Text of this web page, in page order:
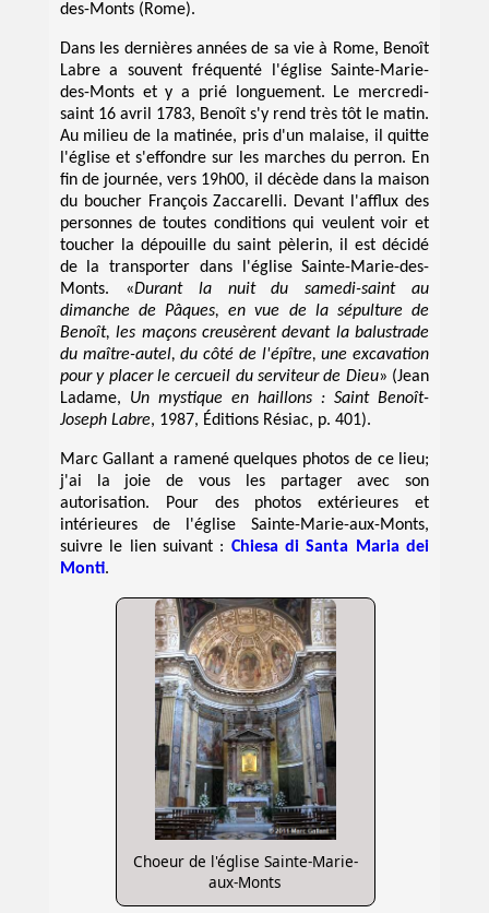
des-Monts (Rome).
Dans les dernières années de sa vie à Rome, Benoît
Labre a souvent fréquenté l'église Sainte-Marie-
des-Monts et y a prié longuement. Le mercredi-
saint 16 avril 1783, Benoît s'y rend très tôt le matin.
Au milieu de la matinée, pris d'un malaise, il quitte
l'église et s'effondre sur les marches du perron. En
fin de journée, vers 19h00, il décède dans la maison
du boucher François Zaccarelli. Devant l'afflux des
personnes de toutes conditions qui veulent voir et
toucher la dépouille du saint pèlerin, il est décidé
de la transporter dans l'église Sainte-Marie-des-
Monts. «Durant la nuit du samedi-saint au
dimanche de Pâques, en vue de la sépulture de
Benoît, les maçons creusèrent devant la balustrade
du maître-autel, du côté de l'épître, une excavation
pour y placer le cercueil du serviteur de Dieu» (Jean
Ladame, Un mystique en haillons : Saint Benoît-
Joseph Labre, 1987, Éditions Résiac, p. 401).
Marc Gallant a ramené quelques photos de ce lieu;
j'ai la joie de vous les partager avec son
autorisation. Pour des photos extérieures et
intérieures de l'église Sainte-Marie-aux-Monts,
suivre le lien suivant : Chiesa di Santa Maria dei
Monti.
Choeur de l'église Sainte-Marie-
aux-Monts